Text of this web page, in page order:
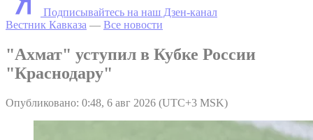
Подписывайтесь на наш Дзен-канал
Вестник Кавказа — Все новости
"Ахмат" уступил в Кубке России
"Краснодару"
Опубликовано: 0:48, 6 авг 2026 (UTC+3 MSK)